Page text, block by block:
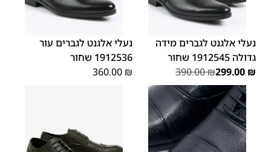
נעלי אלגנט לגברים מידה
גדולה 1912545 שחור
390.00₪299.00 ₪
40
41
42
נעלי אלגנט לגברים עור
1912536 שחור
360.00 ₪